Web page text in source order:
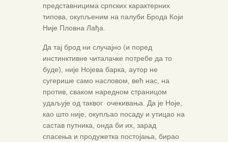
представницима српских карактерних
типова, окупљеним на палуби Брода Који
Није Пловна Лађа.
Да тај брод ни случајно (и поред
инстинктивне читалачке потребе да то
буде), није Нојева барка, аутор не
сугерише само насловом, већ нас, на
против, сваком наредном страницом
удаљује од таквог очекивања. Да је Ноје,
као што није, окупљао посаду и утицао на
састав путника, онда би их, зарад
спасења и продужетка постојања, бирао